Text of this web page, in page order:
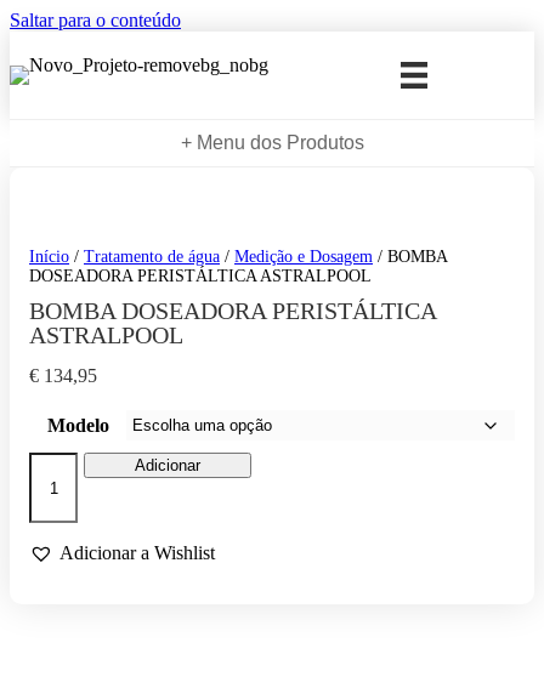
Saltar para o conteúdo
+ Menu dos Produtos
Início / Tratamento de água / Medição e Dosagem / BOMBA
DOSEADORA PERISTÁLTICA ASTRALPOOL
BOMBA DOSEADORA PERISTÁLTICA
ASTRALPOOL
€ 134,95
Modelo
Quantidade
DOSEADORA
PERISTÁLTICA
Adicionar
Adicionar a Wishlist